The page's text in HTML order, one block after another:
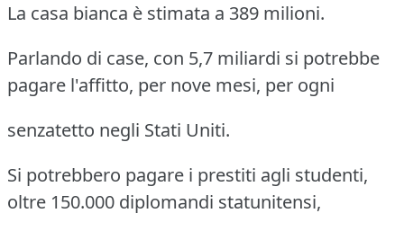
La casa bianca è stimata a 389 milioni.
Parlando di case, con 5,7 miliardi si potrebbe
pagare l'affitto, per nove mesi, per ogni
senzatetto negli Stati Uniti.
Si potrebbero pagare i prestiti agli studenti,
oltre 150.000 diplomandi statunitensi,